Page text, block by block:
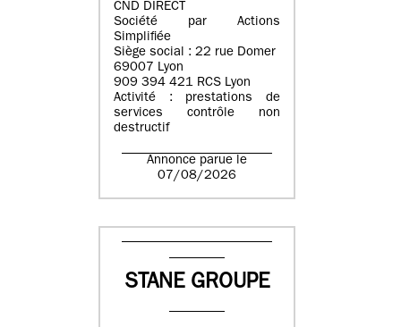
CND DIRECT
Société par Actions
Simplifiée
Siège social : 22 rue Domer
69007 Lyon
909 394 421 RCS Lyon
Activité : prestations de
services contrôle non
destructif
Annonce parue le
07/08/2026
STANE GROUPE